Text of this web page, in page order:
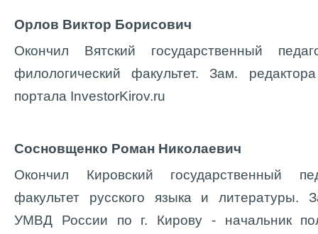
Орлов Виктор Борисович
Окончил Вятский государственный
филологический факультет. Зам.
портала InvestorKirov.ru
Сосновщенко Роман Николаевич
Окончил Кировский государственный
факультет русского языка и литературы.
УМВД России по г. Кирову - начальник